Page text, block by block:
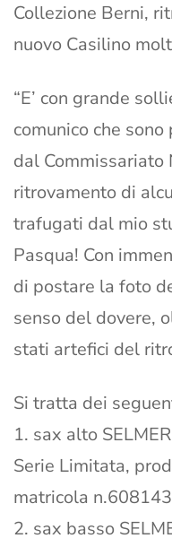
Collezione Berni,
nuovo Casilino
“E’ con grande
comunico che
dal Commissariato
ritrovamento di
trafugati dal mio
Pasqua! Con
di postare la foto
senso del dovere,
stati artefici del
Si tratta dei
1. sax alto
Serie Limitata,
matricola n.608143
2. sax basso